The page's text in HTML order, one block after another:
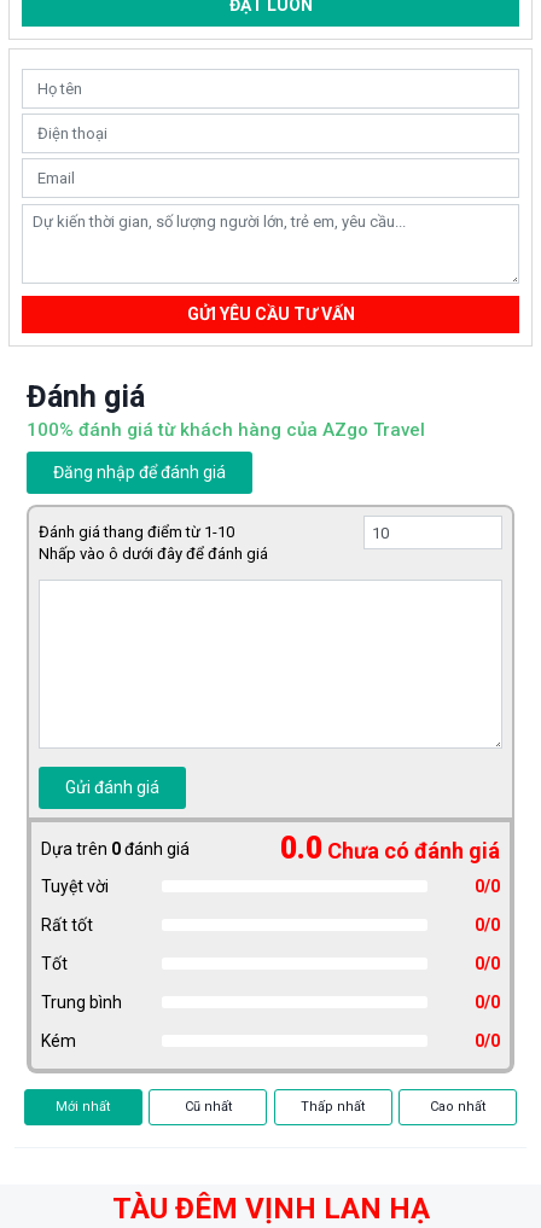
ĐẶT LUÔN
GỬI YÊU CẦU TƯ VẤN
Đánh giá
100% đánh giá từ khách hàng của AZgo Travel
Đăng nhập để đánh giá
Đánh giá thang điểm từ 1-10
Nhấp vào ô dưới đây để đánh giá
Gửi đánh giá
Dựa trên 0đánh giá 0.0 Chưa có đánh giá
Tuyệt vời
0/0
Rất tốt
0/0
Tốt
0/0
Trung bình
0/0
Kém
0/0
Mới nhất Cũ nhất Thấp nhất Cao nhất
TÀU ĐÊM VỊNH LAN HẠ